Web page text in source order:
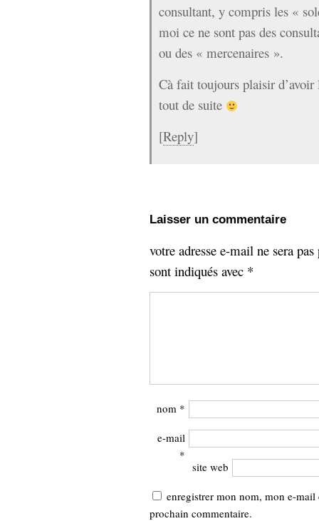
consultant, y compris les «
moi ce ne sont pas des
ou des « mercenaires ».
Cà fait toujours plaisir
tout de suite
[Reply]
Laisser un commentaire
votre adresse e-mail ne sera
sont indiqués avec *
nom *
e-mail
*
site web
enregistrer mon nom, mon e-
prochain commentaire.